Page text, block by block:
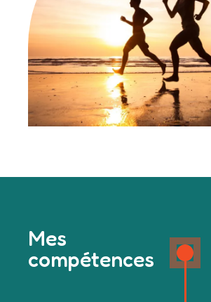
Mes
compétences